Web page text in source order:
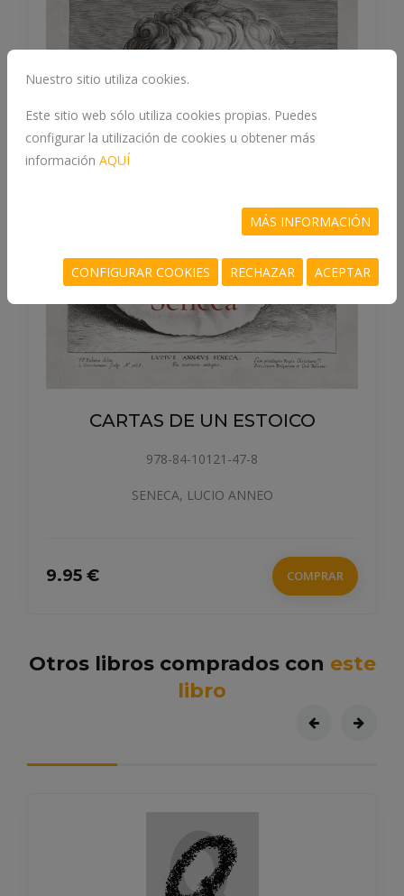
MEDITACIONES ILUSTRADAS
AURELIO, MARCO, ROMM, JAMES, LISOWIEC,
Otros libros comprados con este
libro
Nuestro sitio utiliza cookies.
Este sitio web sólo utiliza cookies propias. Puedes
configurar la utilización de cookies u obtener más
información AQUÍ
MÁS INFORMACIÓN
CONFIGURAR COOKIES RECHAZAR ACEPTAR